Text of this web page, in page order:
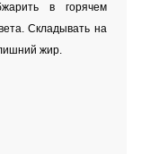
в горячем
Складывать на
жир.